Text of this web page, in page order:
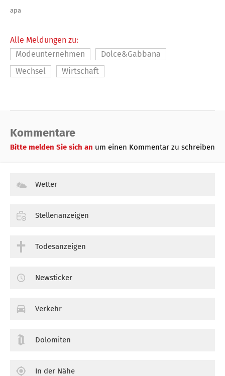
apa
Alle Meldungen zu:
Modeunternehmen
Dolce&Gabbana
Wechsel
Wirtschaft
Kommentare
Bitte melden Sie sich an um einen Kommentar zu schreiben
Wetter
Stellenanzeigen
Todesanzeigen
Newsticker
Verkehr
Dolomiten
In der Nähe